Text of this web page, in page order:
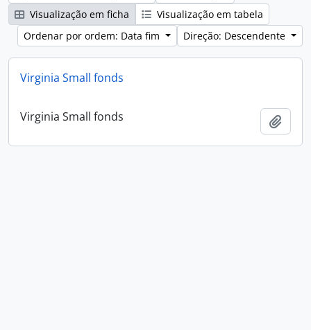
Visualização em ficha
Visualização em tabela
Ordenar por ordem: Data fim
Direção: Descendente
Virginia Small fonds
Virginia Small fonds